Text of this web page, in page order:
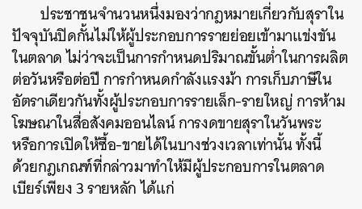
ประชาชนจำนวนหนึ่งมองว่ากฎหมายเกี่ยวกับสุราใน
ปัจจุบันปิดกั้นไม่ให้ผู้ประกอบการรายย่อยเข้ามาแข่งขัน
ในตลาด ไม่ว่าจะเป็นการกำหนดปริมาณขั้นต่ำในการผลิต
ต่อวันหรือต่อปี การกำหนดกำลังแรงม้า การเก็บภาษีใน
อัตราเดียวกันทั้งผู้ประกอบการรายเล็ก-รายใหญ่ การห้าม
โฆษณาในสื่อสังคมออนไลน์ การงดขายสุราในวันพระ
หรือการเปิดให้ซื้อ-ขายได้ในบางช่วงเวลาเท่านั้น ทั้งนี้
ด้วยกฎเกณฑ์ที่กล่าวมาทำให้มีผู้ประกอบการในตลาด
เบียร์เพียง 3 รายหลัก ได้แก่